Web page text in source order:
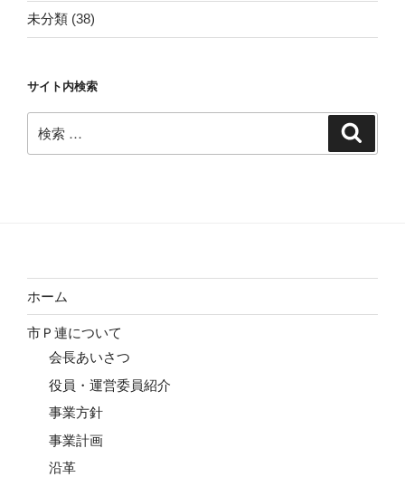
未分類 (38)
サイト内検索
索:
ホーム
市Ｐ連について
会長あいさつ
役員・運営委員紹介
事業方針
事業計画
沿革